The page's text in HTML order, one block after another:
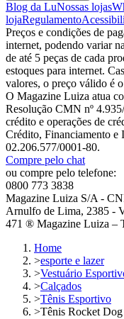
Blog da LuNossas lojas
lojaRegulamento
Preços e condições de
internet, podendo variar
de até 5 peças de cada
estoques para internet.
valores, o preço válido é
O Magazine Luiza atua
Resolução CMN nº
crédito e operações de
Crédito, Financiamento e
02.206.577/0001-80.
Compre pelo chat
ou compre pelo telefone:
0800 773 3838
Magazine Luiza S/A -
Arnulfo de Lima, 2385 -
471 ® Magazine Luiza –
Home
>esporte e lazer
>Vestuário
>Calçados
>Tênis Esportivo
>Tênis Rocket